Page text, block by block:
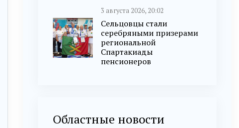
3 августа 2026, 20:02
Сельцовцы стали
серебряными призерами
региональной
Спартакиады
пенсионеров
Областные новости